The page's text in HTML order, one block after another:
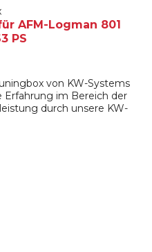
AFM-Logman 801
PS
von KW-Systems
Erfahrung im Bereich der
durch unsere KW-